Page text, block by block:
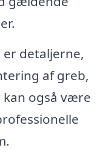
er detaljerne,
af greb,
også være